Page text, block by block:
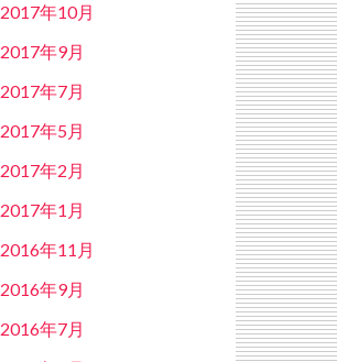
2017年10月
2017年9月
2017年7月
2017年5月
2017年2月
2017年1月
2016年11月
2016年9月
2016年7月